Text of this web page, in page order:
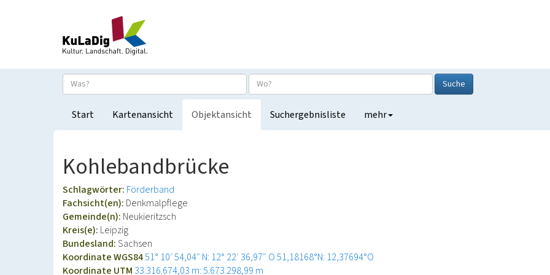
Suche
Start Kartenansicht Objektansicht Suchergebnisliste mehr
Kohlebandbrücke
Schlagwörter: Förderband
Fachsicht(en): Denkmalpflege
Gemeinde(n): Neukieritzsch
Kreis(e): Leipzig
Bundesland:Sachsen
Koordinate WGS8451° 10′ 54,04″ N: 12° 22′ 36,97″ O51,18168°N: 12,37694°O
Koordinate UTM 33.316.674,03 m: 5.673.298,99 m